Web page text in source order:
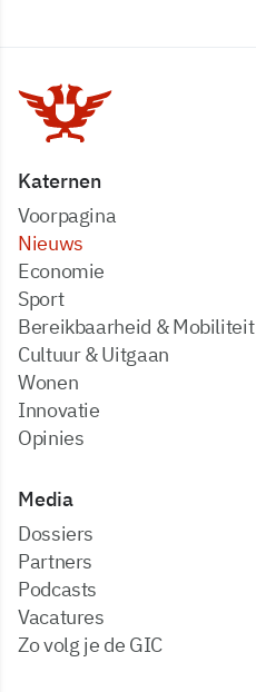
Katernen
Voorpagina
Nieuws
Economie
Sport
Bereikbaarheid & Mobiliteit
Cultuur & Uitgaan
Wonen
Innovatie
Opinies
Media
dossiers
partners
podcasts
vacatures
zo volg je de GIC